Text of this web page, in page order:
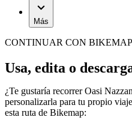
Más
CONTINUAR CON BIKEMAP
Usa, edita o
¿Te gustaría recorrer Oasi
personalizarla para tu propio
esta ruta de Bikemap: